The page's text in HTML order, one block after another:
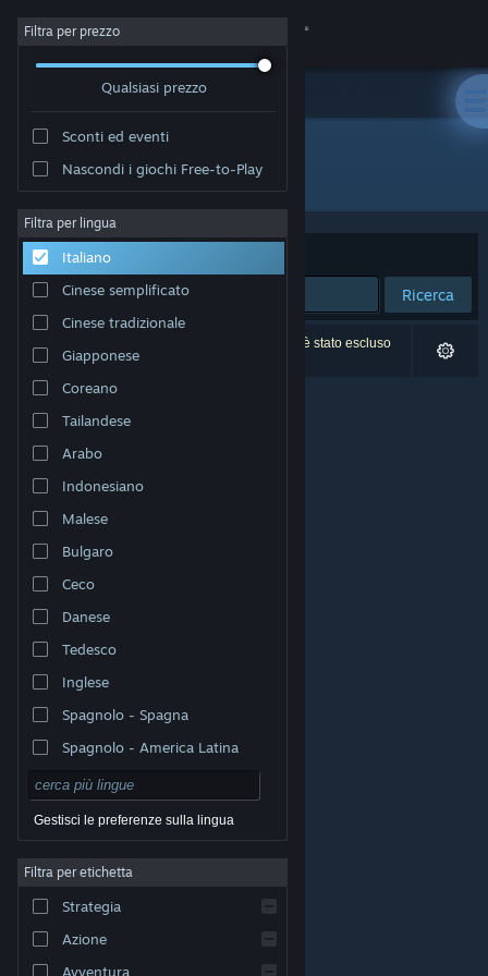
Accedi
Informazioni
Assistenza
Cambia la lingua
Ottieni l'app mobile di Steam
Visualizza il sito web per desktop
appartengono ai rispettivi proprietari negli Stati Uniti e
legali|
Steam| Rimborsi|
Filtra per prezzo
Qualsiasi prezzo
Sconti ed eventi
Nascondi i giochi Free-to-Play
Filtra per lingua
Italiano
Cinese semplificato
Cinese tradizionale
Giapponese
Coreano
Tailandese
Arabo
Indonesiano
Malese
Bulgaro
Ceco
Danese
Tedesco
Inglese
Spagnolo - Spagna
Spagnolo - America Latina
Gestisci le preferenze sulla lingua
Filtra per etichetta
Strategia
Azione
Avventura
Sviluppatore: Scheme Street
Ordina per Rilevanza
Ricerca
0 risultati corrispondono alla tua ricerca. 1 titolo è stato escluso
in base alle tue preferenze.